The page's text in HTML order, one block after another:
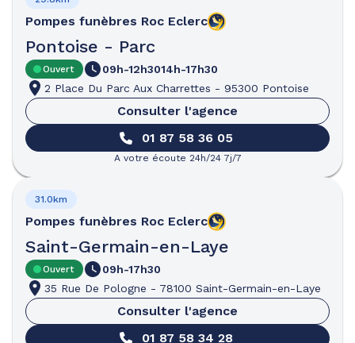
Pompes funèbres Roc Eclerc
Pontoise - Parc
Ouvert 09h-12h3014h-17h30
2 Place Du Parc Aux Charrettes - 95300 Pontoise
Consulter l'agence
01 87 58 36 05
A votre écoute 24h/24 7j/7
Pompes funèbres Roc Eclerc
Saint-Germain-en-Laye
31.0km
Ouvert
09h-17h30
35 Rue De Pologne - 78100 Saint-Germain-en-Laye
Consulter l'agence
01 87 58 34 28